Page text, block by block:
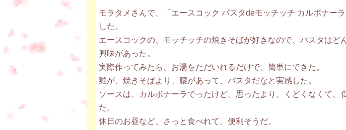
モラタメさんで、「エースコック パスタdeモッチッチ カルボナー
した。
エースコックの、モッチッチの焼きそばが好きなので、パスタはど
興味があった。
実際作ってみたら、お湯をただいれるだけで、簡単にできた。
麺が、焼きそばより、腰があって、パスタだなと実感した。
ソースは、カルボナーラでったけど、思ったより、くどくなくて、
た。
休日のお昼など、さっと食べれて、便利そうだ。